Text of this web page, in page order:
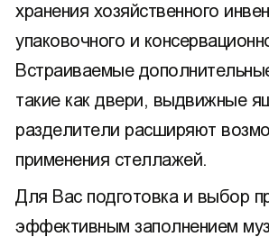
хранения хозяйственного
упаковочного и
Встраиваемые
такие как двери, выдвижные
разделители расширяют
применения стеллажей.
Для Вас подготовка и выбор
эффективным заполнением